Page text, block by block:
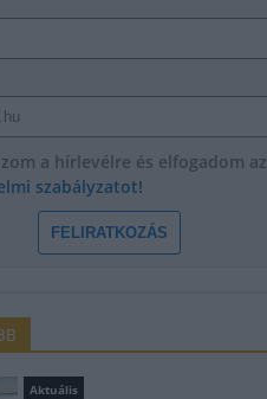
a hírlevélre és elfogadom az
szabályzatot!
FELIRATKOZÁS
Aktuális